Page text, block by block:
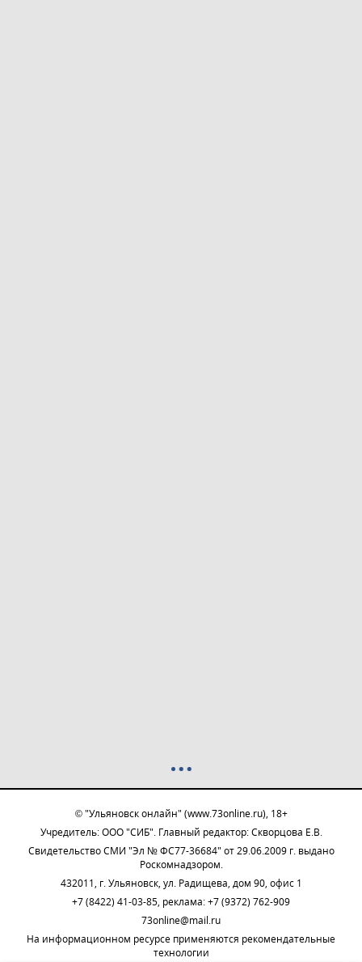
© "Ульяновск онлайн" (www.73online.ru), 18+
Учредитель: ООО "СИБ". Главный редактор: Скворцова Е.В.
Свидетельство СМИ "Эл № ФС77-36684" от 29.06.2009 г. выдано
Роскомнадзором.
432011, г. Ульяновск, ул. Радищева, дом 90, офис 1
+7 (8422) 41-03-85, реклама: +7 (9372) 762-909
73online@mail.ru
На информационном ресурсе применяются рекомендательные
технологии